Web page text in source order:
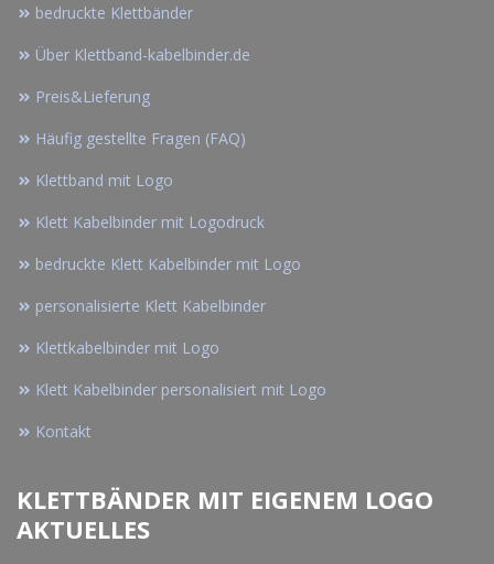
bedruckte Klettbänder
Über Klettband-kabelbinder.de
Preis&Lieferung
Häufig gestellte Fragen (FAQ)
Klettband mit Logo
Klett Kabelbinder mit Logodruck
bedruckte Klett Kabelbinder mit Logo
personalisierte Klett Kabelbinder
Klettkabelbinder mit Logo
Klett Kabelbinder personalisiert mit Logo
Kontakt
KLETTBÄNDER MIT EIGENEM LOGO
AKTUELLES